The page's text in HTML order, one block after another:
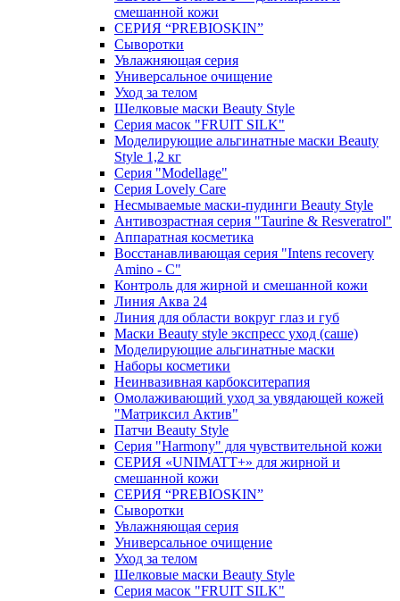
смешанной кожи
СЕРИЯ “PREBIOSKIN”
Сыворотки
Увлажняющая серия
Универсальное очищение
Уход за телом
Шелковые маски Beauty Style
Серия масок "FRUIT SILK"
Моделирующие альгинатные маски Beauty
Style 1,2 кг
Серия "Modellage"
Cерия Lovely Care
Несмываемые маски-пудинги Beauty Style
Антивозрастная серия "Taurine & Resveratrol"
Аппаратная косметика
Восстанавливающая серия "Intens recovery
Amino - C"
Контроль для жирной и смешанной кожи
Линия Аква 24
Линия для области вокруг глаз и губ
Маски Beauty style экспресс уход (саше)
Моделирующие альгинатные маски
Наборы косметики
Неинвазивная карбокситерапия
Омолаживающий уход за увядающей кожей
"Матриксил Актив"
Патчи Beauty Style
Серия "Harmony" для чувствительной кожи
СЕРИЯ «UNIMATT+» для жирной и
смешанной кожи
СЕРИЯ “PREBIOSKIN”
Сыворотки
Увлажняющая серия
Универсальное очищение
Уход за телом
Шелковые маски Beauty Style
Серия масок "FRUIT SILK"